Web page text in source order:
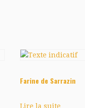
Farine de Sarrazin
Lire la suite